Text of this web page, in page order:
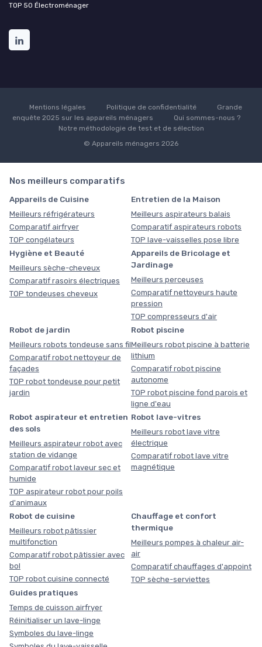
TOP 50 Électroménager
Mentions légales Politique de confidentialité
Grande
enquête 2025 sur les appareils ménagers
Qui sommes-nous ?
Notre méthodologie de test et de sélection
© Appareils ménagers 2026
Nos meilleurs comparatifs
Appareils de Cuisine
Meilleurs réfrigérateurs
Comparatif airfryer
TOP congélateurs
Entretien de la Maison
Meilleurs aspirateurs balais
Comparatif aspirateurs robots
TOP lave-vaisselles pose libre
Hygiène et Beauté
Meilleurs sèche-cheveux
Comparatif rasoirs électriques
TOP tondeuses cheveux
Appareils de Bricolage et
Jardinage
Meilleurs perceuses
Comparatif nettoyeurs haute
pression
TOP compresseurs d'air
Robot de jardin
Meilleurs robots tondeuse sans fil
Comparatif robot nettoyeur de
façades
TOP robot tondeuse pour petit
jardin
Robot piscine
Meilleurs robot piscine à batterie
lithium
Comparatif robot piscine
autonome
TOP robot piscine fond parois et
ligne d'eau
Robot aspirateur et entretien
des sols
Meilleurs aspirateur robot avec
station de vidange
Comparatif robot laveur sec et
humide
TOP aspirateur robot pour poils
d'animaux
Robot lave-vitres
Meilleurs robot lave vitre
électrique
Comparatif robot lave vitre
magnétique
Robot de cuisine
Meilleurs robot pâtissier
multifonction
Comparatif robot pâtissier avec
bol
TOP robot cuisine connecté
Chauffage et confort
thermique
Meilleurs pompes à chaleur air-
air
Comparatif chauffages d'appoint
TOP sèche-serviettes
Guides pratiques
Temps de cuisson airfryer
Réinitialiser un lave-linge
Symboles du lave-linge